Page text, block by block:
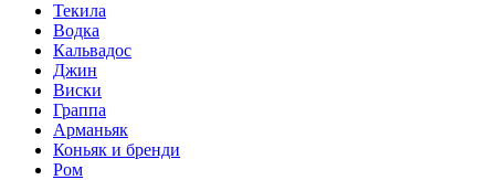
Текила
Водка
Кальвадос
Джин
Виски
Граппа
Арманьяк
Коньяк и бренди
Ром